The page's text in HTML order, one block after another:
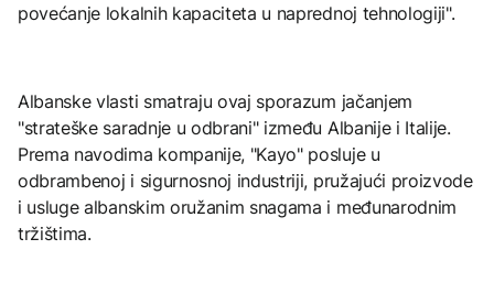
povećanje lokalnih kapaciteta u naprednoj tehnologiji".
Albanske vlasti smatraju ovaj sporazum jačanjem
"strateške saradnje u odbrani" između Albanije i Italije.
Prema navodima kompanije, "Kayo" posluje u
odbrambenoj i sigurnosnoj industriji, pružajući proizvode
i usluge albanskim oružanim snagama i međunarodnim
tržištima.